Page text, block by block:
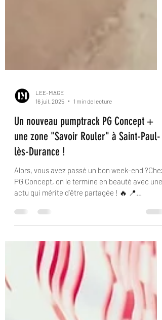
16 juil. 2025
1 min de lecture
Un nouveau pumptrack PG Concept +
une zone "Savoir Rouler" à Saint-Paul-
lès-Durance !
Alors, vous avez passé un bon week-end ?Chez
PG Concept, on le termine en beauté avec une
actu qui mérite d’être partagée ! 🔥 📍
pumptrack prêt à accueillir riders, trottinettes,
skates et rollers ! Mais ce n’est pas tout…